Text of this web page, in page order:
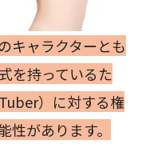
キャラクターとも
を持っているた
）に対する権
があります。